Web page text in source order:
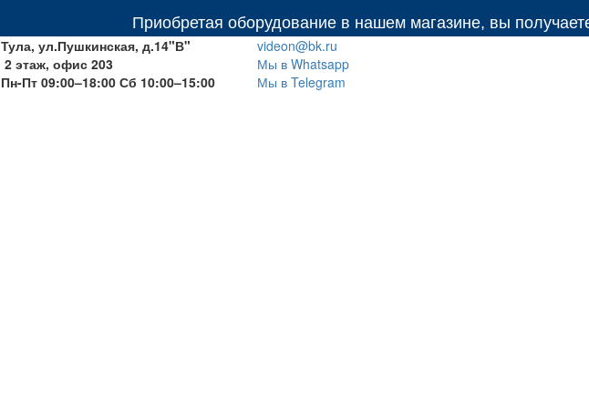
Приобретая оборудование в нашем магазине, вы получаете:
Тула, ул.Пушкинская, д.14"В"
2 этаж, офис 203
Пн-Пт 09:00–18:00 Сб 10:00–15:00
videon@bk.ru
Мы в Whatsapp
Мы в Telegram